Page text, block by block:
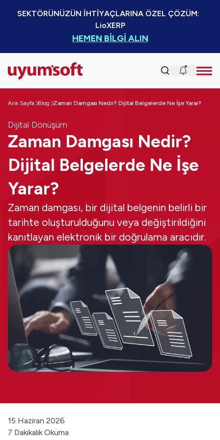
SEKTÖRÜNÜZÜN İHTİYAÇLARINA ÖZEL ÇÖZÜM:
LioXERP
HEMEN BİLGİ ALIN
Ana Sayfa Blog Zaman Damgası Nedir? Dijital Belgelerde Ne İşe Yarar?
Dijital Dönüşüm
Zaman Damgası Nedir?
Dijital Belgelerde Ne İşe
Yarar?
Zaman damgası, bir dijital belgenin belirli bir
tarihte oluşturulduğunu veya değiştirildiğini
kanıtlayan elektronik bir doğrulama aracıdır.
15 Haziran 2026
7 Dakikalık Okuma